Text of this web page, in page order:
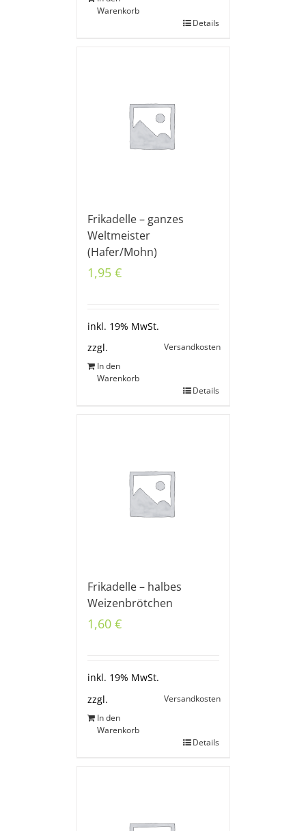
Warenkorb
Details
Frikadelle – ganzes
Weltmeister
(Hafer/Mohn)
1,95 €
inkl. 19% MwSt.
zzgl.
Versandkosten
In den
Warenkorb
Details
Frikadelle – halbes
Weizenbrötchen
1,60 €
inkl. 19% MwSt.
zzgl.
Versandkosten
In den
Warenkorb
Details